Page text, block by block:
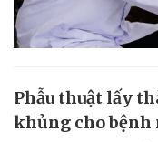
Phẫu thuật lấy
khủng cho bệnh